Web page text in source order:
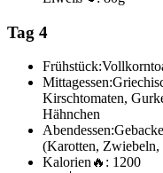
Tag 4
Frühstück:
Mittagessen:
Kirschtomaten,
Hähnchen
Abendessen:
(Karotten, Zwiebeln,
Kalorien 🔥: 1200